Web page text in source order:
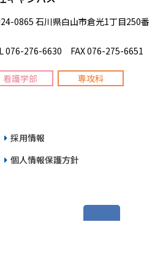
0865 石川県白山市倉光1丁目250番
076-276-6630 FAX 076-275-6651
看護学部 専攻科
採用情報
個人情報保護方針